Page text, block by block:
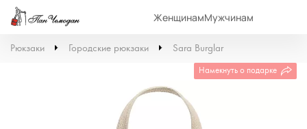
ЖенщинамМужчинам
Рюкзаки Городские рюкзаки Sara Burglar
Намекнуть о подарке